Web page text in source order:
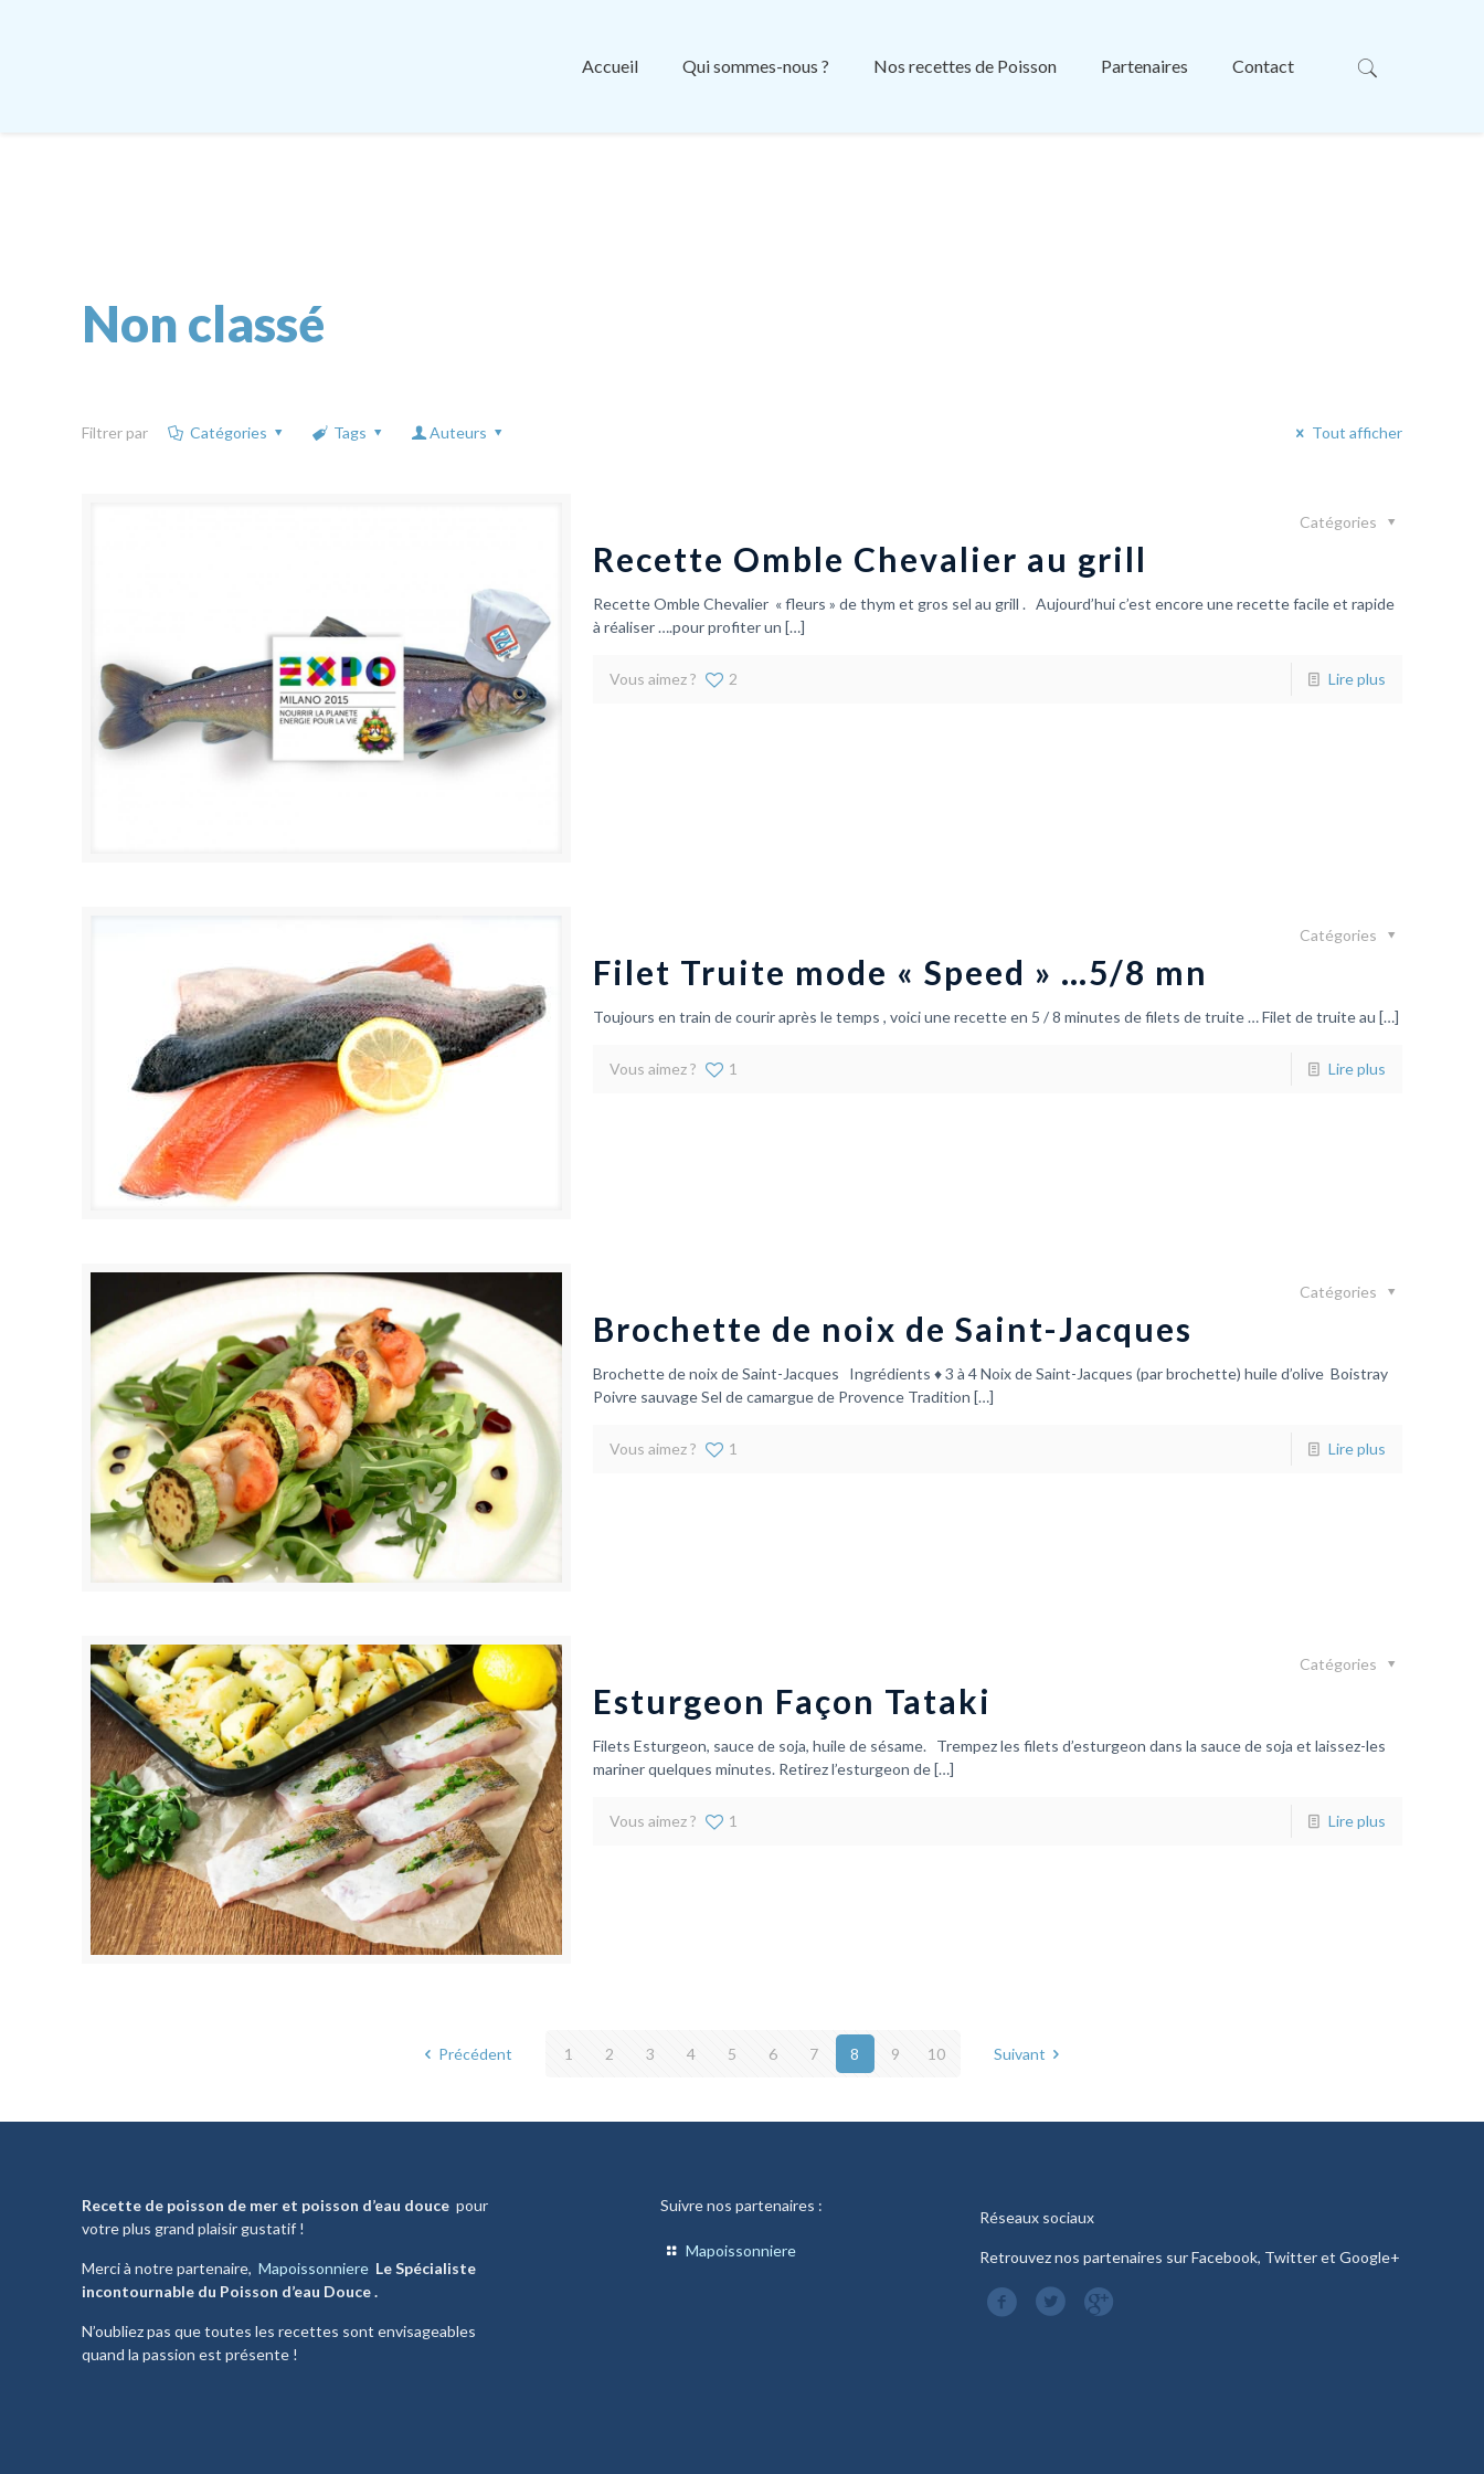
Accueil Qui sommes-nous ? Nos recettes de Poisson Partenaires Contact
Non classé
Filtrer par Catégories Tags Auteurs Tout afficher
Catégories
Recette Omble Chevalier au grill
Recette Omble Chevalier « fleurs » de thym et gros sel au grill . Aujourd’hui c’est encore une recette facile et rapide
à réaliser ….pour profiter un […]
Vous aimez ? 2 Lire plus
Catégories
Filet Truite mode « Speed » …5/8 mn
Toujours en train de courir après le temps , voici une recette en 5 / 8 minutes de filets de truite … Filet de truite au […]
Vous aimez ? 1 Lire plus
Catégories
Brochette de noix de Saint-Jacques
Brochette de noix de Saint-Jacques Ingrédients ♦ 3 à 4 Noix de Saint-Jacques (par brochette) huile d’olive Boistray
Poivre sauvage Sel de camargue de Provence Tradition […]
Vous aimez ? 1 Lire plus
Catégories
Esturgeon Façon Tataki
Filets Esturgeon, sauce de soja, huile de sésame. Trempez les filets d’esturgeon dans la sauce de soja et laissez-les
mariner quelques minutes. Retirez l’esturgeon de[…]
Vous aimez ? 1 Lire plus
Précédent 1 2 3 4 5 6 7 8 9 10 Suivant
Recette de poisson de mer et poisson d’eau douce pour
votre plus grand plaisir gustatif !
Merci à notre partenaire,Mapoissonniere Le Spécialiste
incontournable du Poisson d’eau Douce .
N’oubliez pas que toutes les recettes sont envisageables
quand la passion est présente !
Suivre nos partenaires :
Mapoissonniere
Réseaux sociaux
Retrouvez nos partenaires sur Facebook, Twitter et Google+